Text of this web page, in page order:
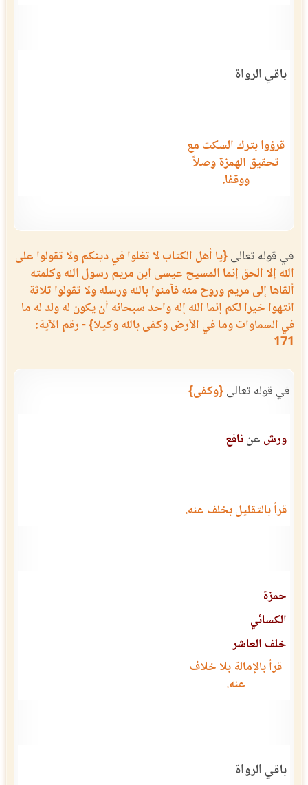
باقي الرواة
قرؤوا بترك السكت مع
تحقيق الهمزة وصلاً
ووقفا.
في قوله تعالى{يا أهل الكتاب لا تغلوا في دينكم ولا تقولوا على
الله إلا الحق إنما المسيح عيسى ابن مريم رسول الله وكلمته
ألقاها إلى مريم وروح منه فآمنوا بالله ورسله ولا تقولوا ثلاثة
انتهوا خيرا لكم إنما الله إله واحد سبحانه أن يكون له ولد له ما
في السماوات وما في الأرض وكفى بالله وكيلا} - رقم الآية:
171
في قوله تعالى{وكفى}
ورش عننافع
قرأ بالتقليل بخلف عنه.
حمزة
الكسائي
خلف العاشر
قرأ بالإمالة بلا خلاف
عنه.
باقي الرواة